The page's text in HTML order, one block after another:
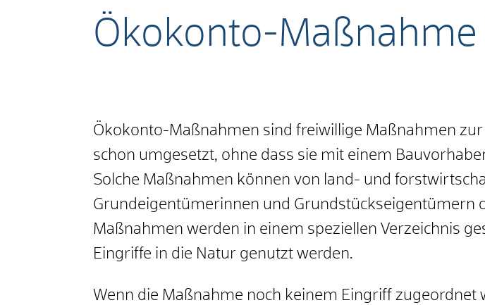
Ökokonto-Maßnahme
Ökokonto-Maßnahmen sind freiwillige Maßnahmen
schon umgesetzt, ohne dass sie mit einem
Solche Maßnahmen können von land- und
Grundeigentümerinnen und Grundstückseigentümern
Maßnahmen werden in einem speziellen Verzeichnis
Eingriffe in die Natur genutzt werden.
Wenn die Maßnahme noch keinem Eingriff